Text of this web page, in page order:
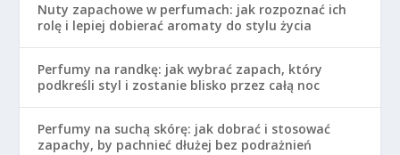
Nuty zapachowe w perfumach: jak rozpoznać ich
rolę i lepiej dobierać aromaty do stylu życia
Perfumy na randkę: jak wybrać zapach, który
podkreśli styl i zostanie blisko przez całą noc
Perfumy na suchą skórę: jak dobrać i stosować
zapachy, by pachnieć dłużej bez podrażnień